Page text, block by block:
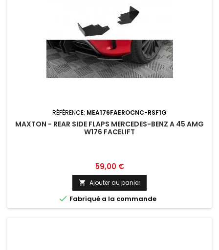
RÉFÉRENCE: MEA176FAEROCNC-RSF1G
MAXTON - REAR SIDE FLAPS MERCEDES-BENZ A 45 AMG
W176 FACELIFT
Prix
59,00 €
 Ajouter au panier
 Fabriqué a la commande